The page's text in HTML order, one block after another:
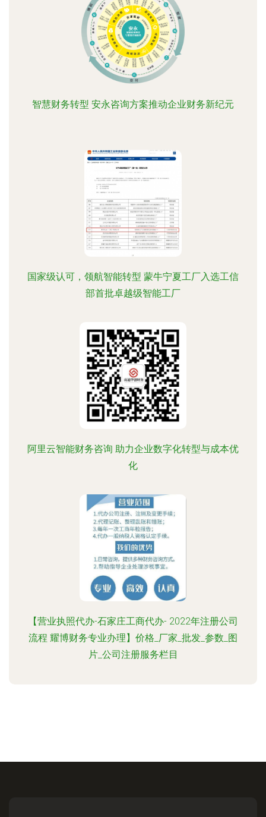
智慧财务转型 安永咨询方案推动企业财务新纪元
国家级认可，领航智能转型 蒙牛宁夏工厂入选工信
部首批卓越级智能工厂
阿里云智能财务咨询 助力企业数字化转型与成本优
化
【营业执照代办-石家庄工商代办- 2022年注册公司
流程 耀博财务专业办理】价格_厂家_批发_参数_图
片_公司注册服务栏目